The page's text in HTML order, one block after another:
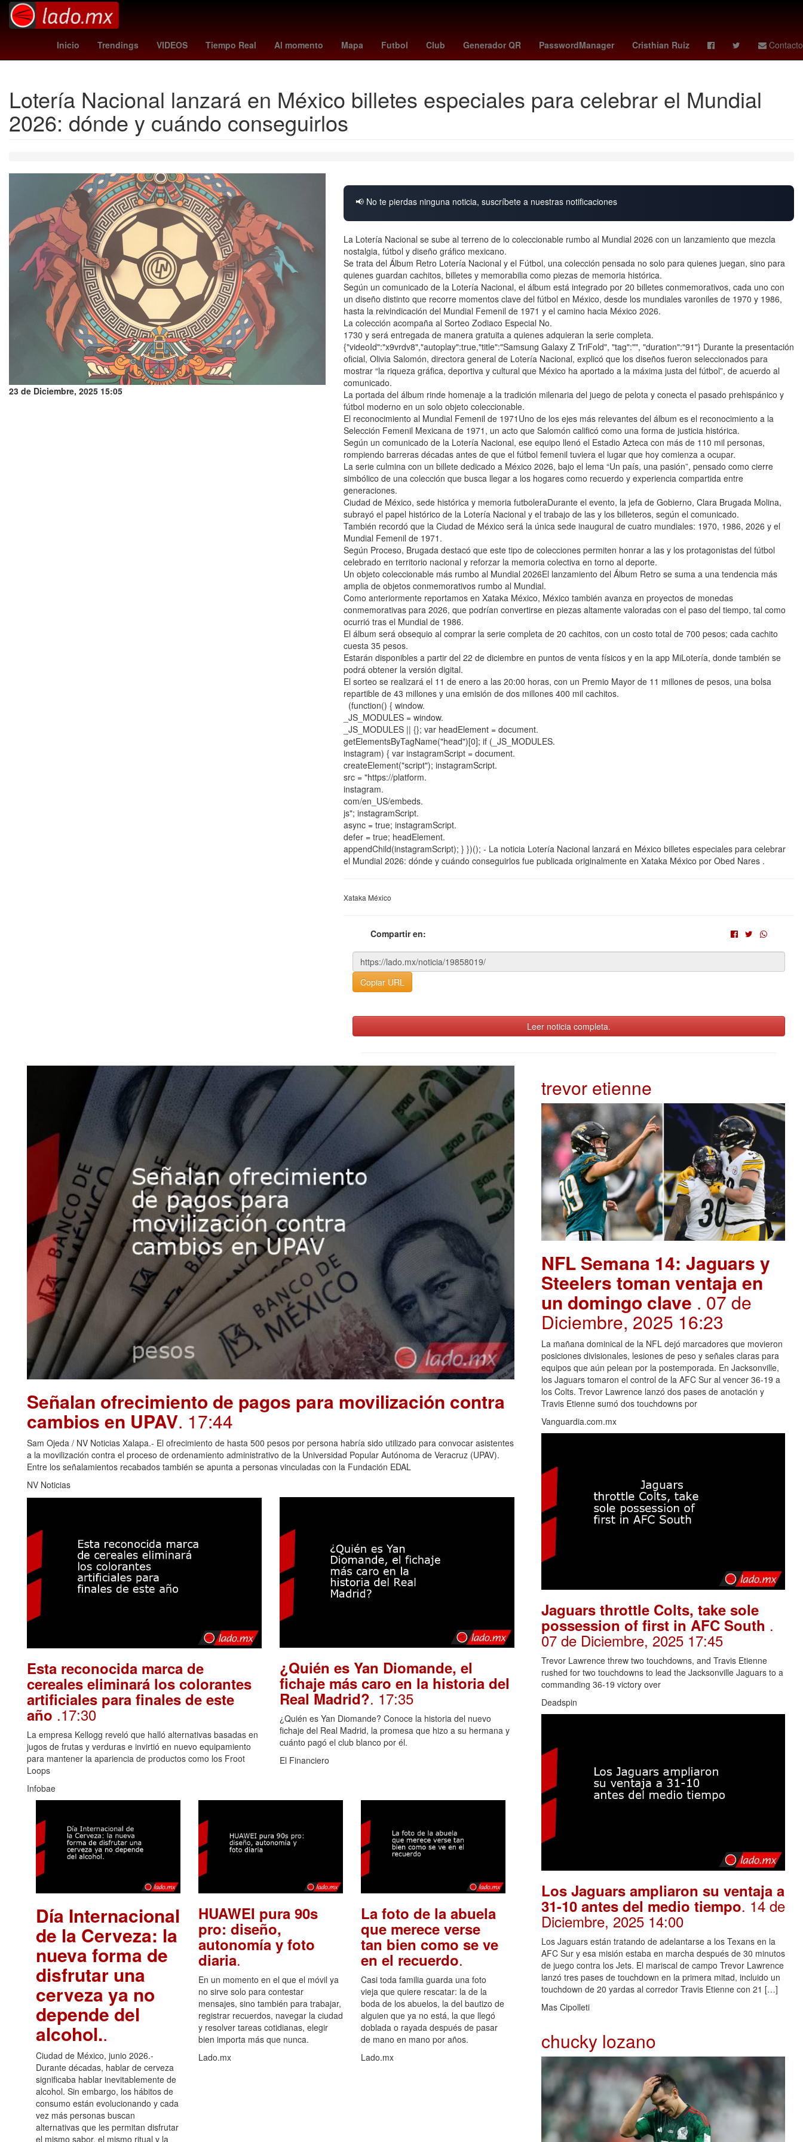
Inicio Trendings VIDEOS Tiempo Real Al momento Mapa Futbol Club Generador QR PasswordManager Cristhian Ruiz Contacto
Gobierno Dólar estadounidense México Pago Manchester City Football Club Jardines de Morelos Premier League Banderilla CovidCDMX Ricardo Salinas Pliego
Lotería Nacional lanzará en México billetes especiales para celebrar el Mundial
2026: dónde y cuándo conseguirlos
23 de Diciembre, 2025 15:05
📢 No te pierdas ninguna noticia, suscríbete a nuestras notificaciones
La Lotería Nacional se sube al terreno de lo coleccionable rumbo al Mundial 2026 con un lanzamiento que mezcla
nostalgia, fútbol y diseño gráfico mexicano.
Se trata del Álbum Retro Lotería Nacional y el Fútbol, una colección pensada no solo para quienes juegan, sino para
quienes guardan cachitos, billetes y memorabilia como piezas de memoria histórica.
Según un comunicado de la Lotería Nacional, el álbum está integrado por 20 billetes conmemorativos, cada uno con
un diseño distinto que recorre momentos clave del fútbol en México, desde los mundiales varoniles de 1970 y 1986,
hasta la reivindicación del Mundial Femenil de 1971 y el camino hacia México 2026.
La colección acompaña al Sorteo Zodiaco Especial No.
1730 y será entregada de manera gratuita a quienes adquieran la serie completa.
{"videoId":"x9vrdv8","autoplay":true,"title":"Samsung Galaxy Z TriFold", "tag":"", "duration":"91"} Durante la presentación
oficial, Olivia Salomón, directora general de Lotería Nacional, explicó que los diseños fueron seleccionados para
mostrar “la riqueza gráfica, deportiva y cultural que México ha aportado a la máxima justa del fútbol”, de acuerdo al
comunicado.
La portada del álbum rinde homenaje a la tradición milenaria del juego de pelota y conecta el pasado prehispánico y
fútbol moderno en un solo objeto coleccionable.
El reconocimiento al Mundial Femenil de 1971Uno de los ejes más relevantes del álbum es el reconocimiento a la
Selección Femenil Mexicana de 1971, un acto que Salomón calificó como una forma de justicia histórica.
Según un comunicado de la Lotería Nacional, ese equipo llenó el Estadio Azteca con más de 110 mil personas,
rompiendo barreras décadas antes de que el fútbol femenil tuviera el lugar que hoy comienza a ocupar.
La serie culmina con un billete dedicado a México 2026, bajo el lema “Un país, una pasión”, pensado como cierre
simbólico de una colección que busca llegar a los hogares como recuerdo y experiencia compartida entre
generaciones.
Ciudad de México, sede histórica y memoria futboleraDurante el evento, la jefa de Gobierno, Clara Brugada Molina,
subrayó el papel histórico de la Lotería Nacional y el trabajo de las y los billeteros, según el comunicado.
También recordó que la Ciudad de México será la única sede inaugural de cuatro mundiales: 1970, 1986, 2026 y el
Mundial Femenil de 1971.
Según Proceso, Brugada destacó que este tipo de colecciones permiten honrar a las y los protagonistas del fútbol
celebrado en territorio nacional y reforzar la memoria colectiva en torno al deporte.
Un objeto coleccionable más rumbo al Mundial 2026El lanzamiento del Álbum Retro se suma a una tendencia más
amplia de objetos conmemorativos rumbo al Mundial.
Como anteriormente reportamos en Xataka México, México también avanza en proyectos de monedas
conmemorativas para 2026, que podrían convertirse en piezas altamente valoradas con el paso del tiempo, tal como
ocurrió tras el Mundial de 1986.
El álbum será obsequio al comprar la serie completa de 20 cachitos, con un costo total de 700 pesos; cada cachito
cuesta 35 pesos.
Estarán disponibles a partir del 22 de diciembre en puntos de venta físicos y en la app MiLotería, donde también se
podrá obtener la versión digital.
El sorteo se realizará el 11 de enero a las 20:00 horas, con un Premio Mayor de 11 millones de pesos, una bolsa
repartible de 43 millones y una emisión de dos millones 400 mil cachitos.
(function() { window.
_JS_MODULES = window.
_JS_MODULES || {}; var headElement = document.
getElementsByTagName("head")[0]; if (_JS_MODULES.
instagram) { var instagramScript = document.
createElement("script"); instagramScript.
src = "https://platform.
instagram.
com/en_US/embeds.
js"; instagramScript.
async = true; instagramScript.
defer = true; headElement.
appendChild(instagramScript); } })(); - La noticia Lotería Nacional lanzará en México billetes especiales para celebrar
el Mundial 2026: dónde y cuándo conseguirlos fue publicada originalmente en Xataka México por Obed Nares .
Xataka México
Compartir en:
Copiar URL
Leer noticia completa.
Señalan ofrecimiento de pagos para movilización contra
cambios en UPAV. 17:44
Sam Ojeda / NV Noticias Xalapa.- El ofrecimiento de hasta 500 pesos por persona habría sido utilizado para convocar asistentes
a la movilización contra el proceso de ordenamiento administrativo de la Universidad Popular Autónoma de Veracruz (UPAV).
Entre los señalamientos recabados también se apunta a personas vinculadas con la Fundación EDAL
NV Noticias
Esta reconocida marca de
cereales eliminará los colorantes
artificiales para finales de este
año .17:30
La empresa Kellogg reveló que halló alternativas basadas en
jugos de frutas y verduras e invirtió en nuevo equipamiento
para mantener la apariencia de productos como los Froot
Loops
Infobae
¿Quién es Yan Diomande, el
fichaje más caro en la historia del
Real Madrid?. 17:35
¿Quién es Yan Diomande? Conoce la historia del nuevo
fichaje del Real Madrid, la promesa que hizo a su hermana y
cuánto pagó el club blanco por él.
El Financiero
Día Internacional
de la Cerveza: la
nueva forma de
disfrutar una
cerveza ya no
depende del
alcohol..
Ciudad de México, junio 2026.-
Durante décadas, hablar de cerveza
significaba hablar inevitablemente de
alcohol. Sin embargo, los hábitos de
consumo están evolucionando y cada
vez más personas buscan
alternativas que les permitan disfrutar
el mismo sabor, el mismo ritual y la
HUAWEI pura 90s
pro: diseño,
autonomía y foto
diaria.
En un momento en el que el móvil ya
no sirve solo para contestar
mensajes, sino también para trabajar,
registrar recuerdos, navegar la ciudad
y resolver tareas cotidianas, elegir
bien importa más que nunca.
Lado.mx
La foto de la abuela
que merece verse
tan bien como se ve
en el recuerdo.
Casi toda familia guarda una foto
vieja que quiere rescatar: la de la
boda de los abuelos, la del bautizo de
alguien que ya no está, la que llegó
doblada o rayada después de pasar
de mano en mano por años.
Lado.mx
trevor etienne
NFL Semana 14: Jaguars y
Steelers toman ventaja en
un domingo clave . 07 de
Diciembre, 2025 16:23
La mañana dominical de la NFL dejó marcadores que movieron
posiciones divisionales, lesiones de peso y señales claras para
equipos que aún pelean por la postemporada. En Jacksonville,
los Jaguars tomaron el control de la AFC Sur al vencer 36-19 a
los Colts. Trevor Lawrence lanzó dos pases de anotación y
Travis Etienne sumó dos touchdowns por
Vanguardia.com.mx
Jaguars throttle Colts, take sole
possession of first in AFC South .
07 de Diciembre, 2025 17:45
Trevor Lawrence threw two touchdowns, and Travis Etienne
rushed for two touchdowns to lead the Jacksonville Jaguars to a
commanding 36-19 victory over
Deadspin
Los Jaguars ampliaron su ventaja a
31-10 antes del medio tiempo. 14 de
Diciembre, 2025 14:00
Los Jaguars están tratando de adelantarse a los Texans en la
AFC Sur y esa misión estaba en marcha después de 30 minutos
de juego contra los Jets. El mariscal de campo Trevor Lawrence
lanzó tres pases de touchdown en la primera mitad, incluido un
touchdown de 20 yardas al corredor Travis Etienne con 21 […]
Mas Cipolleti
chucky lozano